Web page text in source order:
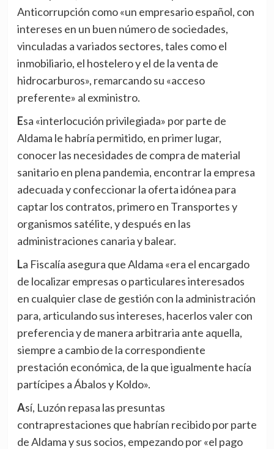
Anticorrupción como «un empresario español, con
intereses en un buen número de sociedades,
vinculadas a variados sectores, tales como el
inmobiliario, el hostelero y el de la venta de
hidrocarburos», remarcando su «acceso
preferente» al exministro.
Esa «interlocución privilegiada» por parte de
Aldama le habría permitido, en primer lugar,
conocer las necesidades de compra de material
sanitario en plena pandemia, encontrar la empresa
adecuada y confeccionar la oferta idónea para
captar los contratos, primero en Transportes y
organismos satélite, y después en las
administraciones canaria y balear.
La Fiscalía asegura que Aldama «era el encargado
de localizar empresas o particulares interesados
en cualquier clase de gestión con la administración
para, articulando sus intereses, hacerlos valer con
preferencia y de manera arbitraria ante aquella,
siempre a cambio de la correspondiente
prestación económica, de la que igualmente hacía
partícipes a Ábalos y Koldo».
Así, Luzón repasa las presuntas
contraprestaciones que habrían recibido por parte
de Aldama y sus socios, empezando por «el pago